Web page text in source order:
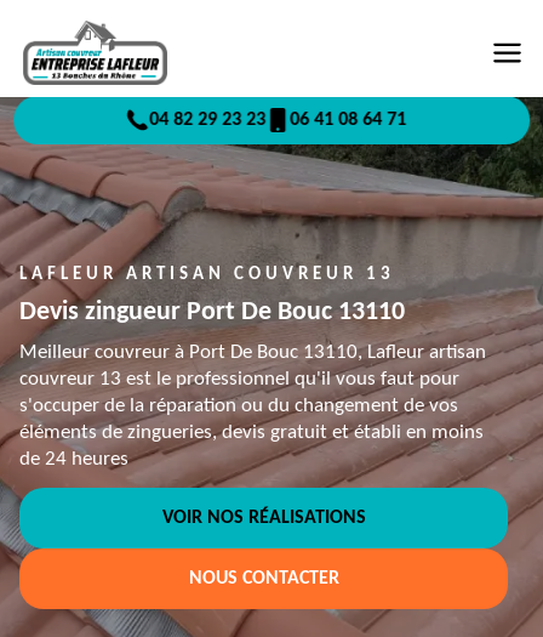
04 82 29 23 23 06 41 08 64 71
LAFLEUR ARTISAN COUVREUR 13
Devis zingueur Port De Bouc 13110
Meilleur couvreur à Port De Bouc 13110, Lafleur artisan
couvreur 13 est le professionnel qu'il vous faut pour
s'occuper de la réparation ou du changement de vos
éléments de zingueries, devis gratuit et établi en moins
de 24 heures
VOIR NOS RÉALISATIONS
NOUS CONTACTER